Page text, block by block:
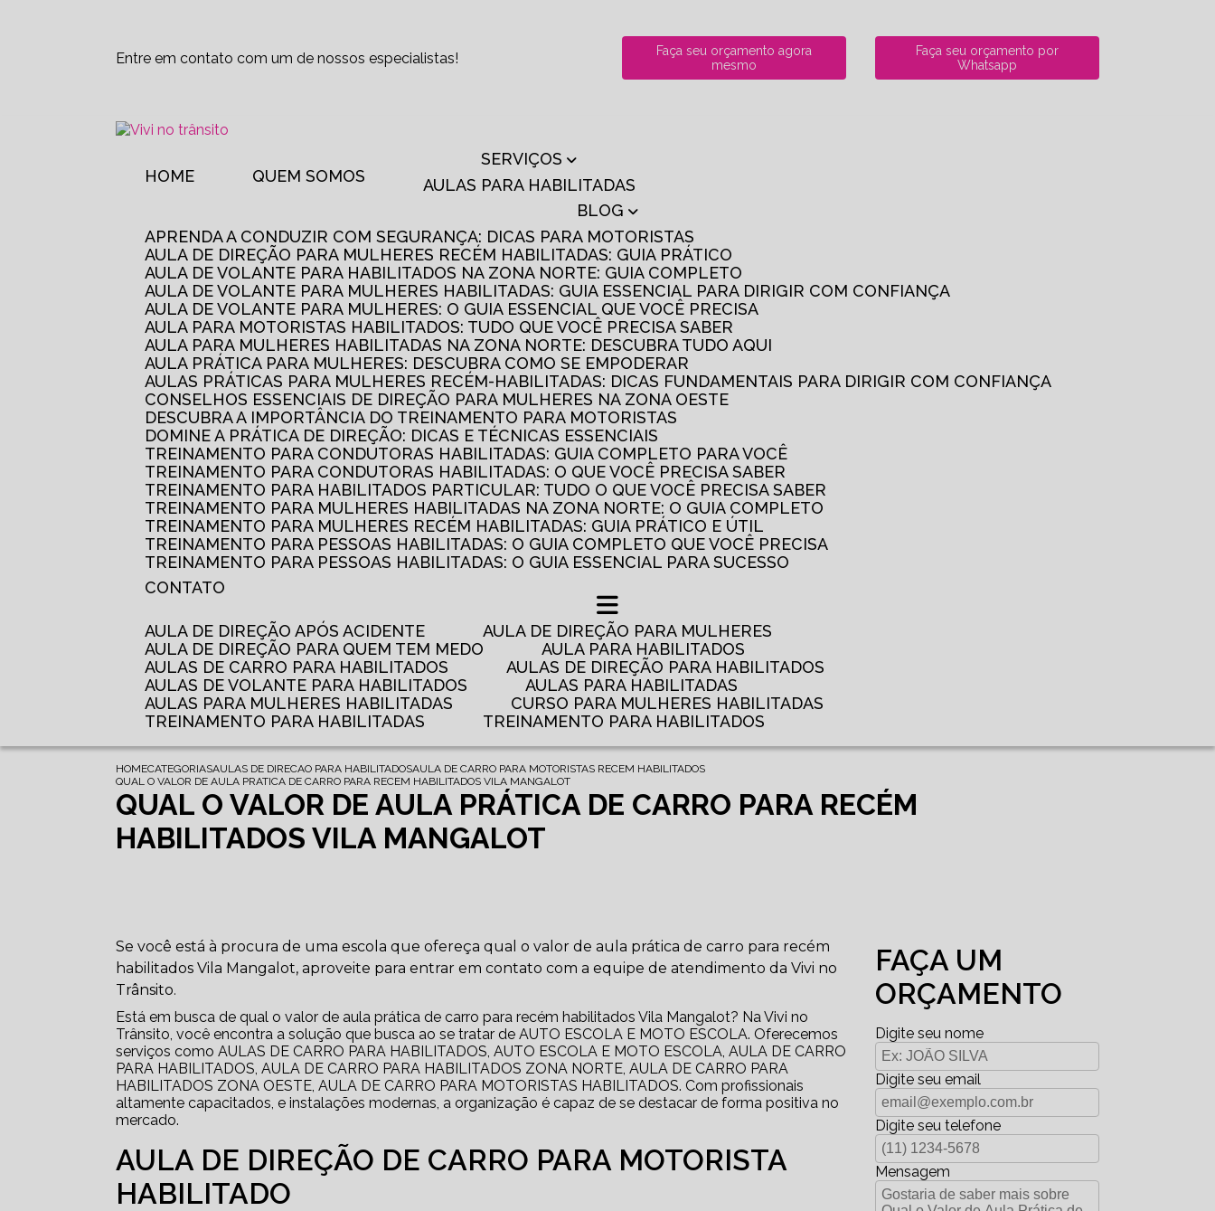
Entre em contato com um de nossos especialistas!
Faça seu orçamento agora
mesmo
Faça seu orçamento por
Whatsapp
HOME QUEM SOMOS
SERVIÇOS
AULAS PARA HABILITADAS
BLOG
APRENDA A CONDUZIR COM SEGURANÇA: DICAS PARA MOTORISTAS
AULA DE DIREÇÃO PARA MULHERES RECÉM HABILITADAS: GUIA PRÁTICO
AULA DE VOLANTE PARA HABILITADOS NA ZONA NORTE: GUIA COMPLETO
AULA DE VOLANTE PARA MULHERES HABILITADAS: GUIA ESSENCIAL PARA DIRIGIR COM CONFIANÇA
AULA DE VOLANTE PARA MULHERES: O GUIA ESSENCIAL QUE VOCÊ PRECISA
AULA PARA MOTORISTAS HABILITADOS: TUDO QUE VOCÊ PRECISA SABER
AULA PARA MULHERES HABILITADAS NA ZONA NORTE: DESCUBRA TUDO AQUI
AULA PRÁTICA PARA MULHERES: DESCUBRA COMO SE EMPODERAR
AULAS PRÁTICAS PARA MULHERES RECÉM-HABILITADAS: DICAS FUNDAMENTAIS PARA DIRIGIR COM CONFIANÇA
CONSELHOS ESSENCIAIS DE DIREÇÃO PARA MULHERES NA ZONA OESTE
DESCUBRA A IMPORTÂNCIA DO TREINAMENTO PARA MOTORISTAS
DOMINE A PRÁTICA DE DIREÇÃO: DICAS E TÉCNICAS ESSENCIAIS
TREINAMENTO PARA CONDUTORAS HABILITADAS: GUIA COMPLETO PARA VOCÊ
TREINAMENTO PARA CONDUTORAS HABILITADAS: O QUE VOCÊ PRECISA SABER
TREINAMENTO PARA HABILITADOS PARTICULAR: TUDO O QUE VOCÊ PRECISA SABER
TREINAMENTO PARA MULHERES HABILITADAS NA ZONA NORTE: O GUIA COMPLETO
TREINAMENTO PARA MULHERES RECÉM HABILITADAS: GUIA PRÁTICO E ÚTIL
TREINAMENTO PARA PESSOAS HABILITADAS: O GUIA COMPLETO QUE VOCÊ PRECISA
TREINAMENTO PARA PESSOAS HABILITADAS: O GUIA ESSENCIAL PARA SUCESSO
CONTATO
AULA DE DIREÇÃO APÓS ACIDENTE
AULA DE DIREÇÃO PARA MULHERES
AULA DE DIREÇÃO PARA QUEM TEM MEDO
AULA PARA HABILITADOS
AULAS DE CARRO PARA HABILITADOS
AULAS DE DIREÇÃO PARA HABILITADOS
AULAS DE VOLANTE PARA HABILITADOS
AULAS PARA HABILITADAS
AULAS PARA MULHERES HABILITADAS
CURSO PARA MULHERES HABILITADAS
TREINAMENTO PARA HABILITADAS
TREINAMENTO PARA HABILITADOS
HOMECATEGORIASAULAS DE DIRECAO PARA HABILITADOSAULA DE CARRO PARA MOTORISTAS RECEM HABILITADOS
QUAL O VALOR DE AULA PRATICA DE CARRO PARA RECEM HABILITADOS VILA MANGALOT
QUAL O VALOR DE AULA PRÁTICA DE CARRO PARA RECÉM
HABILITADOS VILA MANGALOT
Se você está à procura de uma escola que ofereça qual o valor de aula prática de carro para recém
habilitados Vila Mangalot, aproveite para entrar em contato com a equipe de atendimento da Vivi no
Trânsito.
Está em busca de qual o valor de aula prática de carro para recém habilitados Vila Mangalot? Na Vivi no
Trânsito, você encontra a solução que busca ao se tratar de AUTO ESCOLA E MOTO ESCOLA. Oferecemos
serviços como AULAS DE CARRO PARA HABILITADOS, AUTO ESCOLA E MOTO ESCOLA, AULA DE CARRO
PARA HABILITADOS, AULA DE CARRO PARA HABILITADOS ZONA NORTE, AULA DE CARRO PARA
HABILITADOS ZONA OESTE, AULA DE CARRO PARA MOTORISTAS HABILITADOS. Com profissionais
altamente capacitados, e instalações modernas, a organização é capaz de se destacar de forma positiva no
mercado.
AULA DE DIREÇÃO DE CARRO PARA MOTORISTA
HABILITADO
FAÇA UM
ORÇAMENTO
Digite seu nome
Digite seu email
Digite seu telefone
Mensagem